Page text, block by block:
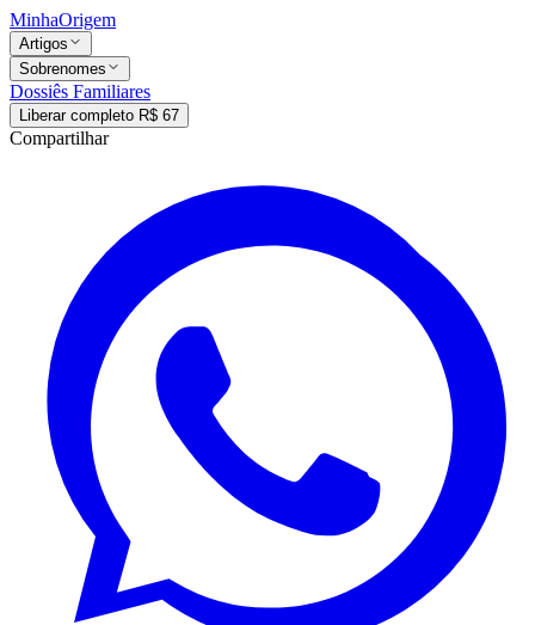
MinhaOrigem
Artigos
Sobrenomes
Dossiês Familiares
Liberar completo R$ 67
Compartilhar